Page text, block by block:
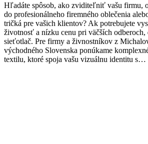
Hľadáte spôsob, ako zviditeľniť vašu firmu,
do profesionálneho firemného oblečenia
tričká pre vašich klientov? Ak potrebujete
životnosť a nízku cenu pri väčších
sieťotlač. Pre firmy a živnostníkov z
východného Slovenska ponúkame
textilu, ktoré spoja vašu vizuálnu identitu s…